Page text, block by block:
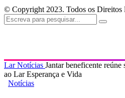
© Copyright 2023. Todos os Direitos
LarNotícias Jantar beneficente
ao Lar Esperança e Vida
Notícias